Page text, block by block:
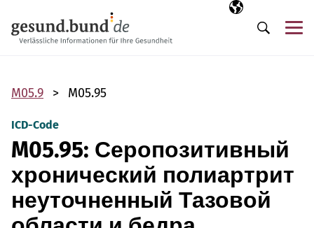
Выбранный
RU
Поиск
M05.9 M05.95
ICD-Code
M05.95: Серопозитивный
хронический полиартрит
неуточненный Тазовой